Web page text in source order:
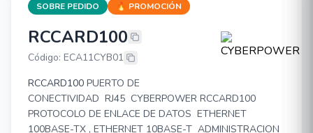
SOBRE PEDIDO 🔥 PROMOCIÓN
CYBERPOWER RCCARD100
RCCARD100
Código: ECA11CYB01
RCCARD100 PUERTO DE
CONECTIVIDAD RJ45 CYBERPOWER RCCARD100
PROTOCOLO DE ENLACE DE DATOS ETHERNET
100BASE-TX , ETHERNET 10BASE-T ADMINISTRACION